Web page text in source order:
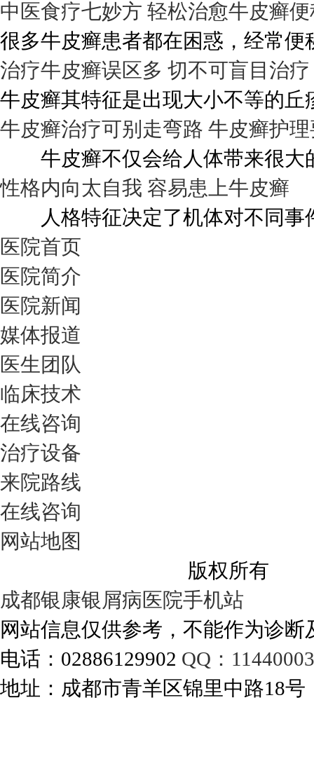
中医食疗七妙方 轻松治愈牛皮癣
很多牛皮癣患者都在困惑，经常便
治疗牛皮癣误区多 切不可盲目治疗
牛皮癣其特征是出现大小不等的丘
牛皮癣治疗可别走弯路 牛皮癣护
牛皮癣不仅会给人体带来很大
性格内向太自我 容易患上牛皮癣
人格特征决定了机体对不同事
医院首页
医院简介
医院新闻
媒体报道
医生团队
临床技术
在线咨询
治疗设备
来院路线
在线咨询
网站地图
版权所有
成都银康银屑病医院手机站
网站信息仅供参考，不能作为诊
电话：02886129902 QQ：
地址：成都市青羊区锦里中路18